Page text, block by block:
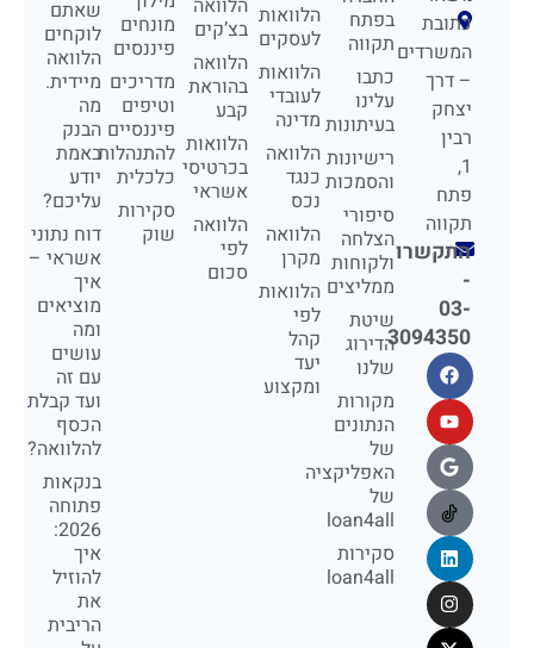
כתובת
המשרדים
– דרך
יצחק
רבין
1,
פתח
תקווה
התקשרו
-
03-
3094350
בפתח
תקווה
כתבו
עלינו
בעיתונות
רישיונות
והסמכות
סיפורי
הצלחה
ולקוחות
ממליצים
שיטת
הדירוג
שלנו
מקורות
הנתונים
של
האפליקציה
של
loan4all
סקירות
loan4all
הלוואות
לעסקים
הלוואות
לעובדי
מדינה
הלוואה
כנגד
נכס
הלוואה
מקרן
הלוואות
לפי
קהל
יעד
ומקצוע
הלוואה
בצ’קים
הלוואה
בהוראת
קבע
הלוואות
בכרטיסי
אשראי
הלוואה
לפי
סכום
מונחים
פיננסים
מדריכים
וטיפים
פיננסיים
להתנהלות
כלכלית
סקירות
שוק
שאתם
לוקחים
הלוואה
מיידית.
מה
הבנק
באמת
יודע
עליכם?
דוח נתוני
אשראי –
איך
מוציאים
ומה
עושים
עם זה
ועד קבלת
הכסף
להלוואה?
בנקאות
פתוחה
2026:
איך
להוזיל
את
הריבית